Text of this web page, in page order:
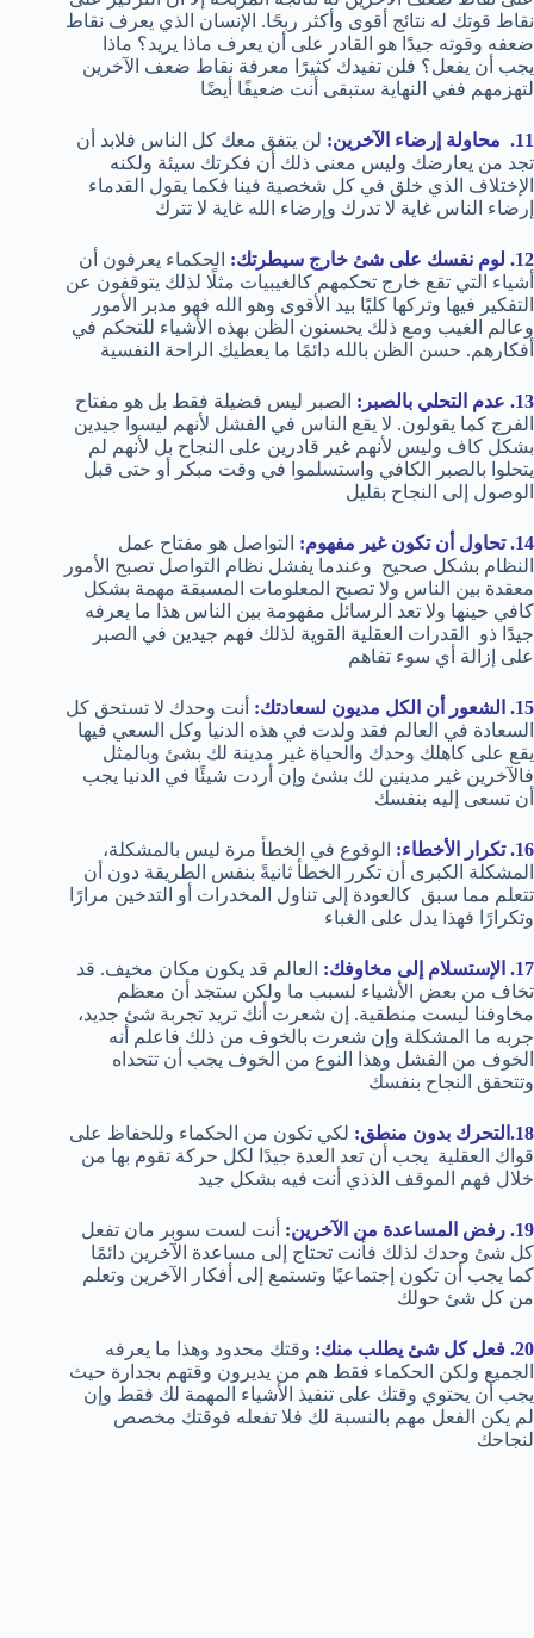
نقاط قوتك له نتائج أقوى وأكثر ربحًا. الإنسان الذي يعرف نقاط
ضعفه وقوته جيدًا هو القادر على أن يعرف ماذا يريد؟ ماذا
يجب أن يفعل؟ فلن تفيدك كثيرًا معرفة نقاط ضعف الآخرين
لتهزمهم ففي النهاية ستبقى أنت ضعيفًا أيضًا
11. محاولة إرضاء الآخرين:
لن يتفق معك كل الناس فلابد أن
تجد من يعارضك وليس معنى ذلك أن فكرتك سيئة ولكنه
الإختلاف الذي خلق في كل شخصية فينا فكما يقول القدماء
إرضاء الناس غاية لا تدرك وإرضاء الله غاية لا تترك
12. لوم نفسك على شئ خارج سيطرتك:
الحكماء يعرفون أن
أشياء التي تقع خارج تحكمهم كالغيبيات مثلًا لذلك يتوقفون عن
التفكير فيها وتركها كليًا بيد الأقوى وهو الله فهو مدبر الأمور
وعالم الغيب ومع ذلك يحسنون الظن بهذه الأشياء للتحكم في
أفكارهم. حسن الظن بالله دائمًا ما يعطيك الراحة النفسية
13. عدم التحلي بالصبر:
الصبر ليس فضيلة فقط بل هو مفتاح
الفرج كما يقولون. لا يقع الناس في الفشل لأنهم ليسوا جيدين
بشكل كاف وليس لأنهم غير قادرين على النجاح بل لأنهم لم
يتحلوا بالصبر الكافي واستسلموا في وقت مبكر أو حتى قبل
الوصول إلى النجاح بقليل
14. تحاول أن تكون غير مفهوم:
التواصل هو مفتاح عمل
النظام بشكل صحيح وعندما يفشل نظام التواصل تصبح الأمور
معقدة بين الناس ولا تصبح المعلومات المسبقة مهمة بشكل
كافي حينها ولا تعد الرسائل مفهومة بين الناس هذا ما يعرفه
جيدًا ذو القدرات العقلية القوية لذلك فهم جيدين في الصبر
على إزالة أي سوء تفاهم
15. الشعور أن الكل مديون لسعادتك:
أنت وحدك لا تستحق كل
السعادة في العالم فقد ولدت في هذه الدنيا وكل السعي فيها
يقع على كاهلك وحدك والحياة غير مدينة لك بشئ وبالمثل
فالآخرين غير مدينين لك بشئ وإن أردت شيئًا في الدنيا يجب
أن تسعى إليه بنفسك
16. تكرار الأخطاء:
الوقوع في الخطأ مرة ليس بالمشكلة،
المشكلة الكبرى أن تكرر الخطأ ثانيةً بنفس الطريقة دون أن
تتعلم مما سبق كالعودة إلى تناول المخدرات أو التدخين مرارًا
وتكرارًا فهذا يدل على الغباء
17. الإستسلام إلى مخاوفك:
العالم قد يكون مكان مخيف. قد
تخاف من بعض الأشياء لسبب ما ولكن ستجد أن معظم
مخاوفنا ليست منطقية. إن شعرت أنك تريد تجربة شئ جديد،
جربه ما المشكلة وإن شعرت بالخوف من ذلك فاعلم أنه
الخوف من الفشل وهذا النوع من الخوف يجب أن تتحداه
وتتحقق النجاح بنفسك
18.التحرك بدون منطق:
لكي تكون من الحكماء وللحفاظ على
قواك العقلية يجب أن تعد العدة جيدًا لكل حركة تقوم بها من
خلال فهم الموقف الذذي أنت فيه بشكل جيد
19. رفض المساعدة من الآخرين:
أنت لست سوبر مان تفعل
كل شئ وحدك لذلك فأنت تحتاج إلى مساعدة الآخرين دائمًا
كما يجب أن تكون إجتماعيًا وتستمع إلى أفكار الآخرين وتعلم
من كل شئ حولك
20. فعل كل شئ يطلب منك:
وقتك محدود وهذا ما يعرفه
الجميع ولكن الحكماء فقط هم من يديرون وقتهم بجدارة حيث
يجب أن يحتوي وقتك على تنفيذ الأشياء المهمة لك فقط وإن
لم يكن الفعل مهم بالنسبة لك فلا تفعله فوقتك مخصص
لنجاحك